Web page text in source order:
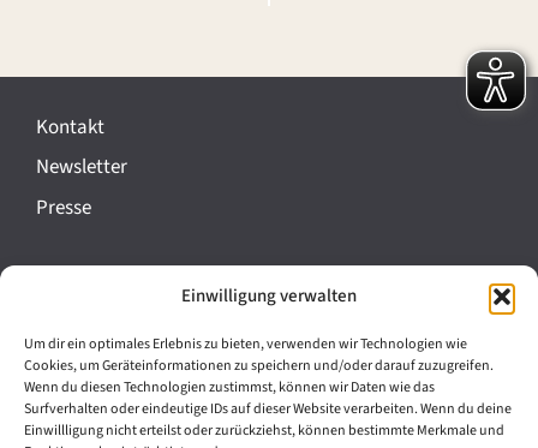
Einwilligung verwalten
Um dir ein optimales Erlebnis zu bieten, verwenden wir Technologien wie
Cookies, um Geräteinformationen zu speichern und/oder darauf zuzugreifen.
Wenn du diesen Technologien zustimmst, können wir Daten wie das
Surfverhalten oder eindeutige IDs auf dieser Website verarbeiten. Wenn du deine
Einwillligung nicht erteilst oder zurückziehst, können bestimmte Merkmale und
e
a
n
t
l
t
u
Kontakt
Newsletter
Presse
Cookie-Richtlinie (EU)
Barrierefreiheit